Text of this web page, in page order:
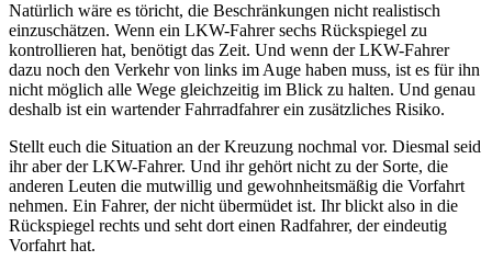
Natürlich wäre es töricht, die Beschränkungen nicht realistisch
einzuschätzen. Wenn ein LKW-Fahrer sechs Rückspiegel zu
kontrollieren hat, benötigt das Zeit. Und wenn der LKW-Fahrer
dazu noch den Verkehr von links im Auge haben muss, ist es für ihn
nicht möglich alle Wege gleichzeitig im Blick zu halten. Und genau
deshalb ist ein wartender Fahrradfahrer ein zusätzliches Risiko.
Stellt euch die Situation an der Kreuzung nochmal vor. Diesmal seid
ihr aber der LKW-Fahrer. Und ihr gehört nicht zu der Sorte, die
anderen Leuten die mutwillig und gewohnheitsmäßig die Vorfahrt
nehmen. Ein Fahrer, der nicht übermüdet ist. Ihr blickt also in die
Rückspiegel rechts und seht dort einen Radfahrer, der eindeutig
Vorfahrt hat.